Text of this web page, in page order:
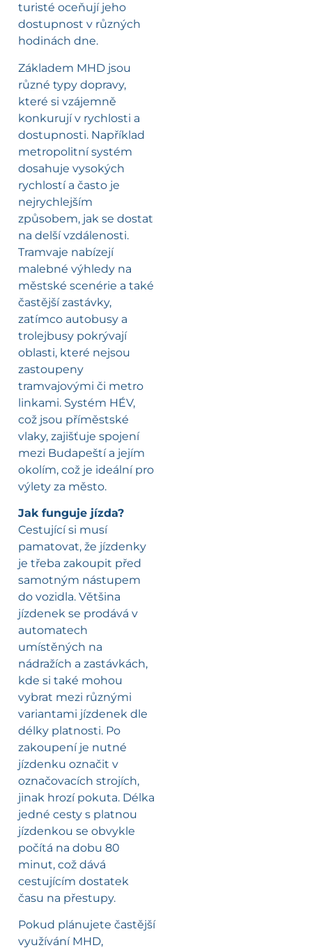
turisté oceňují jeho
dostupnost v různých
hodinách dne.
Základem MHD jsou
různé typy dopravy,
které si vzájemně
konkurují v rychlosti a
dostupnosti. Například
metropolitní systém
dosahuje vysokých
rychlostí a často je
nejrychlejším
způsobem, jak se dostat
na delší vzdálenosti.
Tramvaje nabízejí
malebné výhledy na
městské scenérie a také
častější zastávky,
zatímco autobusy a
trolejbusy pokrývají
oblasti, které nejsou
zastoupeny
tramvajovými či metro
linkami. Systém HÉV,
což jsou příměstské
vlaky, zajišťuje spojení
mezi Budapeští a jejím
okolím, což je ideální pro
výlety za město.
Jak funguje jízda?
Cestující si musí
pamatovat, že jízdenky
je třeba zakoupit před
samotným nástupem
do vozidla. Většina
jízdenek se prodává v
automatech
umístěných na
nádražích a zastávkách,
kde si také mohou
vybrat mezi různými
variantami jízdenek dle
délky platnosti. Po
zakoupení je nutné
jízdenku označit v
označovacích strojích,
jinak hrozí pokuta. Délka
jedné cesty s platnou
jízdenkou se obvykle
počítá na dobu 80
minut, což dává
cestujícím dostatek
času na přestupy.
Pokud plánujete častější
využívání MHD,